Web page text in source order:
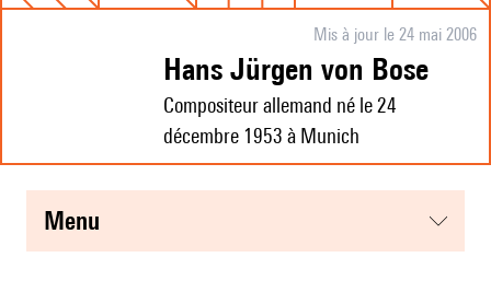
Mis à jour le 24 mai 2006
Hans Jürgen von Bose
Compositeur allemand né le 24
décembre 1953 à Munich
menu